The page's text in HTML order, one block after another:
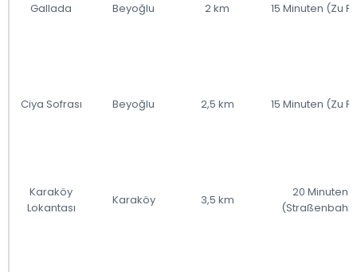
Gallada Beyoğlu 2 km 15 Minuten (Zu
Ciya Sofrası Beyoğlu 2,5 km 15 Minuten (Zu
Karaköy
Lokantası
Karaköy 3,5 km
20 Minuten